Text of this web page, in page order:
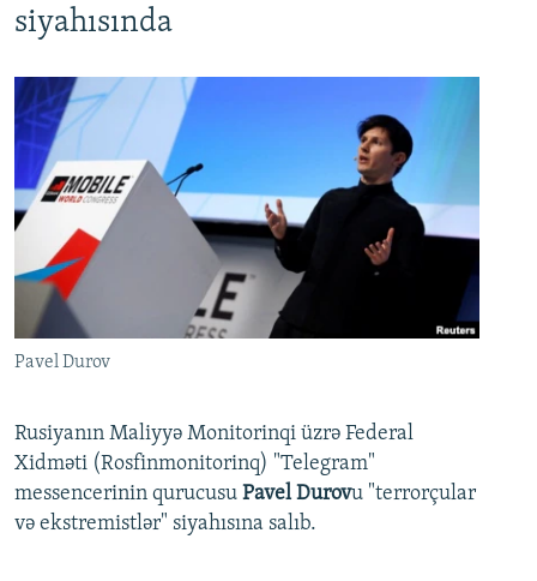
siyahısında
Pavel Durov
Rusiyanın Maliyyə Monitorinqi üzrə Federal
Xidməti (Rosfinmonitorinq) "Telegram"
messencerinin qurucusu Pavel Durovu "terrorçular
və ekstremistlər" siyahısına salıb.